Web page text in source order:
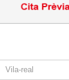
Vila-real